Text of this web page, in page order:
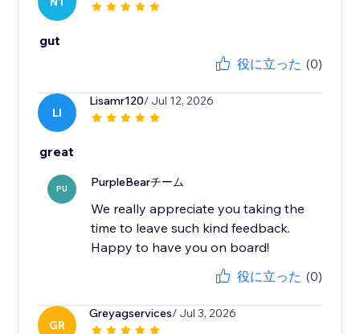
gut
役に立った (0)
LI
Lisamr120/ Jul 12, 2026
great
PU PurpleBearチーム
We really appreciate you taking the
time to leave such kind feedback.
Happy to have you on board!
役に立った (0)
GR
Greyagservices/ Jul 3, 2026